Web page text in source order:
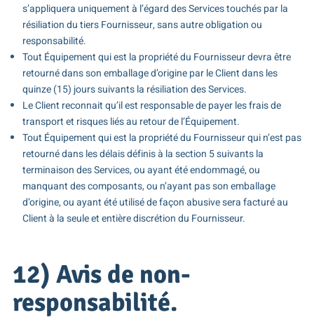
s’appliquera uniquement à l’égard des Services touchés par la
résiliation du tiers Fournisseur, sans autre obligation ou
responsabilité.
Tout Équipement qui est la propriété du Fournisseur devra être
retourné dans son emballage d’origine par le Client dans les
quinze (15) jours suivants la résiliation des Services.
Le Client reconnait qu’il est responsable de payer les frais de
transport et risques liés au retour de l’Équipement.
Tout Équipement qui est la propriété du Fournisseur qui n’est pas
retourné dans les délais définis à la section 5 suivants la
terminaison des Services, ou ayant été endommagé, ou
manquant des composants, ou n’ayant pas son emballage
d’origine, ou ayant été utilisé de façon abusive sera facturé au
Client à la seule et entière discrétion du Fournisseur.
12) Avis de non-
responsabilité.